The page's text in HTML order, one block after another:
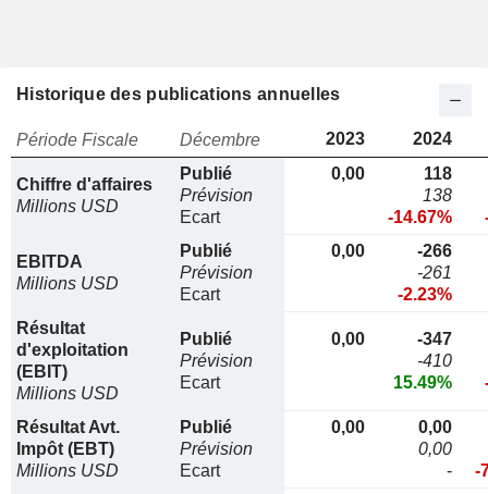
Historique des publications annuelles
Période Fiscale Décembre 2023 2024
Chiffre d'affaires
Millions USD
Publié
Prévision
Ecart
0,00
118
138
-14.67%
EBITDA
Millions USD
Publié
Prévision
Ecart
0,00
-266
-261
-2.23%
Résultat
d'exploitation
(EBIT)
Millions USD
Publié
Prévision
Ecart
0,00
-347
-410
15.49%
Résultat Avt.
Impôt (EBT)
Millions USD
Publié
Prévision
Ecart
0,00
0,00
0,00
-
-